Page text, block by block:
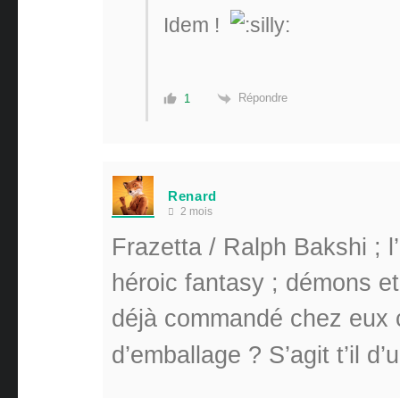
Idem !
1 Répondre
Renard
2 mois
Frazetta / Ralph Bakshi ;
héroic fantasy ; démons
déjà commandé chez eux
d’emballage ? S’agit t’il